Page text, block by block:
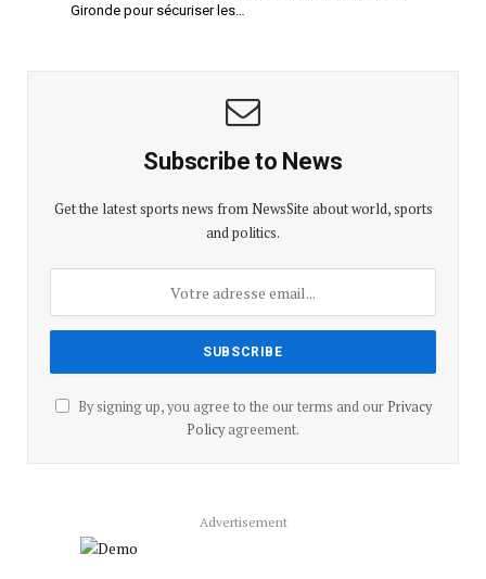
Gironde pour sécuriser les…
Subscribe to News
Get the latest sports news from NewsSite about world, sports
and politics.
By signing up, you agree to the our terms and our Privacy
Policyagreement.
Advertisement